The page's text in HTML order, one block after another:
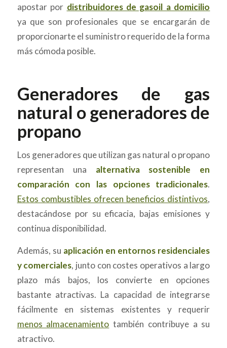
apostar por distribuidores de gasoil a domicilio
ya que son profesionales que se encargarán de
proporcionarte el suministro requerido de la forma
más cómoda posible.
Generadores de gas
natural o generadores de
propano
Los generadores que utilizan gas natural o propano
representan una alternativa sostenible en
comparación con las opciones tradicionales.
Estos combustibles ofrecen beneficios distintivos,
destacándose por su eficacia, bajas emisiones y
continua disponibilidad.
Además, su aplicación en entornos residenciales
y comerciales, junto con costes operativos a largo
plazo más bajos, los convierte en opciones
bastante atractivas. La capacidad de integrarse
fácilmente en sistemas existentes y requerir
menos almacenamiento también contribuye a su
atractivo.